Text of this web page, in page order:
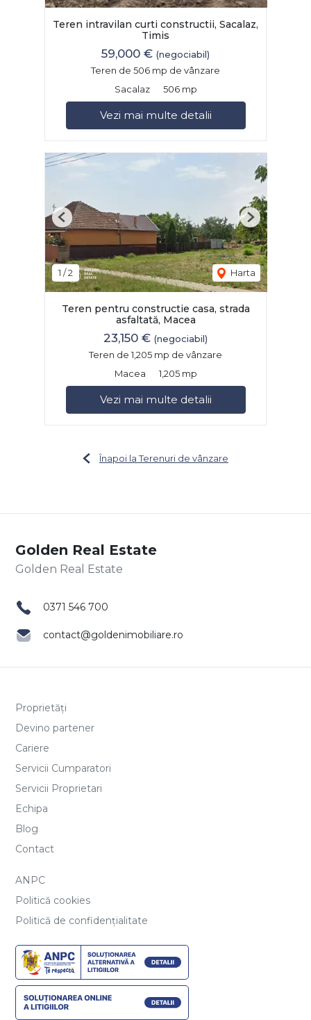
Teren intravilan curti constructii, Sacalaz,
Timis
59,000 € (negociabil)
Teren de 506 mp de vânzare
Sacalaz
506 mp
Vezi mai multe detalii
1 /2 Harta
Previous Next
Teren pentru constructie casa, strada
asfaltată, Macea
23,150 € (negociabil)
Teren de 1,205 mp de vânzare
Macea
1,205 mp
Vezi mai multe detalii
Înapoi la Terenuri de vânzare
Golden Real Estate
0371 546 700
contact@goldenimobiliare.ro
Proprietăți
Devino partener
Cariere
Servicii Cumparatori
Servicii Proprietari
Echipa
Blog
Contact
ANPC
Politică cookies
Politică de confidențialitate